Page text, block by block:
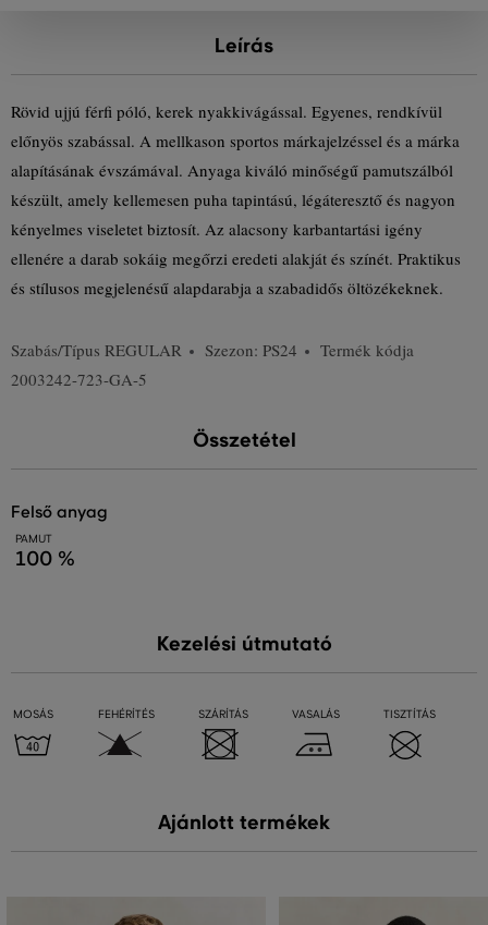
Leírás
Rövid ujjú férfi póló, kerek nyakkivágással. Egyenes, rendkívül
előnyös szabással. A mellkason sportos márkajelzéssel és a márka
alapításának évszámával. Anyaga kiváló minőségű pamutszálból
készült, amely kellemesen puha tapintású, légáteresztő és nagyon
kényelmes viseletet biztosít. Az alacsony karbantartási igény
ellenére a darab sokáig megőrzi eredeti alakját és színét. Praktikus
és stílusos megjelenésű alapdarabja a szabadidős öltözékeknek.
Szabás/Típus REGULAR Szezon: PS24
Termék kódja
2003242-723-GA-5
Összetétel
felső anyag
PAMUT
100 %
Kezelési útmutató
MOSÁS FEHÉRÍTÉS SZÁRÍTÁS VASALÁS TISZTÍTÁS
Ajánlott termékek